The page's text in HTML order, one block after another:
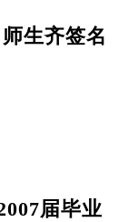
生齐签名
届毕业